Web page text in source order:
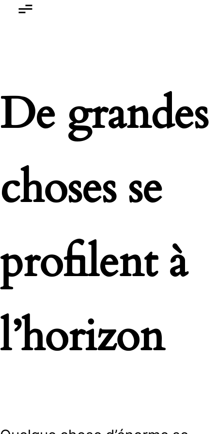
De grandes
choses se
profilent à
l’horizon